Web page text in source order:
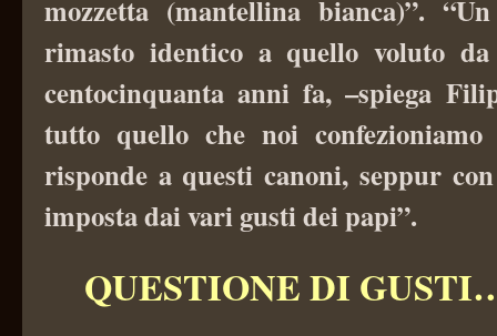
mozzetta (mantellina bianca)”.
rimasto identico a quello voluto
centocinquanta anni fa, –spiega
tutto quello che noi
risponde a questi canoni, seppur
imposta dai vari gusti dei papi”.
QUESTIONE DI